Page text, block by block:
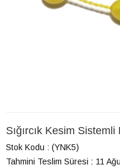
Sığırcık Kesim
Stok Kodu
(YNK5)
Tahmini Teslim Süresi : 11